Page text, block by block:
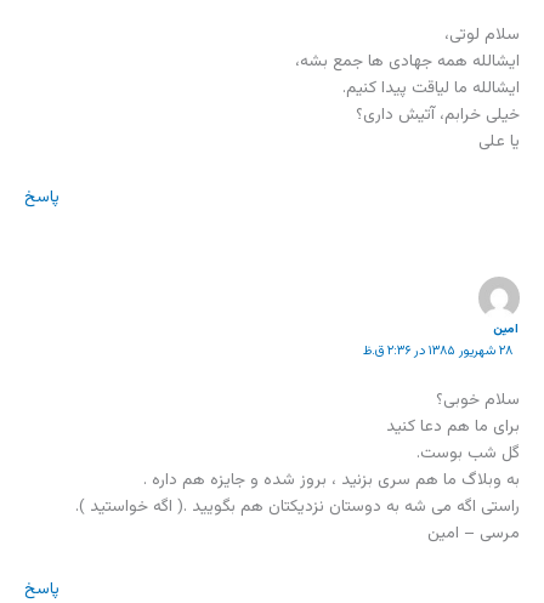
سلام لوتی،
ایشالله همه جهادی ها جمع بشه،
ایشالله ما لیاقت پیدا کنیم.
خیلی خرابم، آتیش داری؟
یا علی
پاسخ
امین
۲۸ شهریور ۱۳۸۵ در ۲:۳۶ ق.ظ
سلام خوبی؟
برای ما هم دعا کنید
گل شب بوست.
به وبلاگ ما هم سری بزنید ، بروز شده و جایزه هم داره .
راستی اگه می شه به دوستان نزدیکتان هم بگویید .( اگه خواستید ).
مرسی – امین
پاسخ